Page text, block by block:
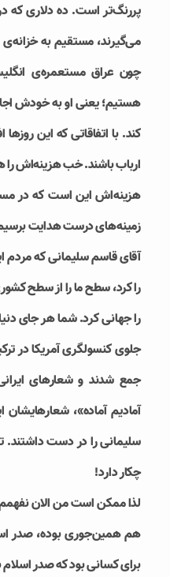
پررنگ‌تر است. ده دلاری که
می‌گیرند، مستقیم به
چون عراق مستعمره‌ی
هستیم؛ یعنی او به خودش
کند. با اتفاقاتی که این
ارباب باشند. خب هزینه‌اش
هزینه‌اش این است که در
زمینه‌های درست هدایت برسیم
آقای قاسم سلیمانی که مردم
را کرد، سطح ما را از سطح
را جهانی کرد. شما هر جای
جلوی کنسولگری آمریکا در
جمع شدند و شعارهای
آمادیم آماده»،
سلیمانی را در دست داشتند.
چکار دارد!
لذا ممکن است من الان
هم همین‌جوری بوده، صدر
برای کسانی بود که صدر اسلام